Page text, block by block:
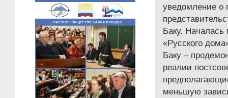
уведомление о
Баку. Началась
«Русского
Баку –
реалии
меньшую